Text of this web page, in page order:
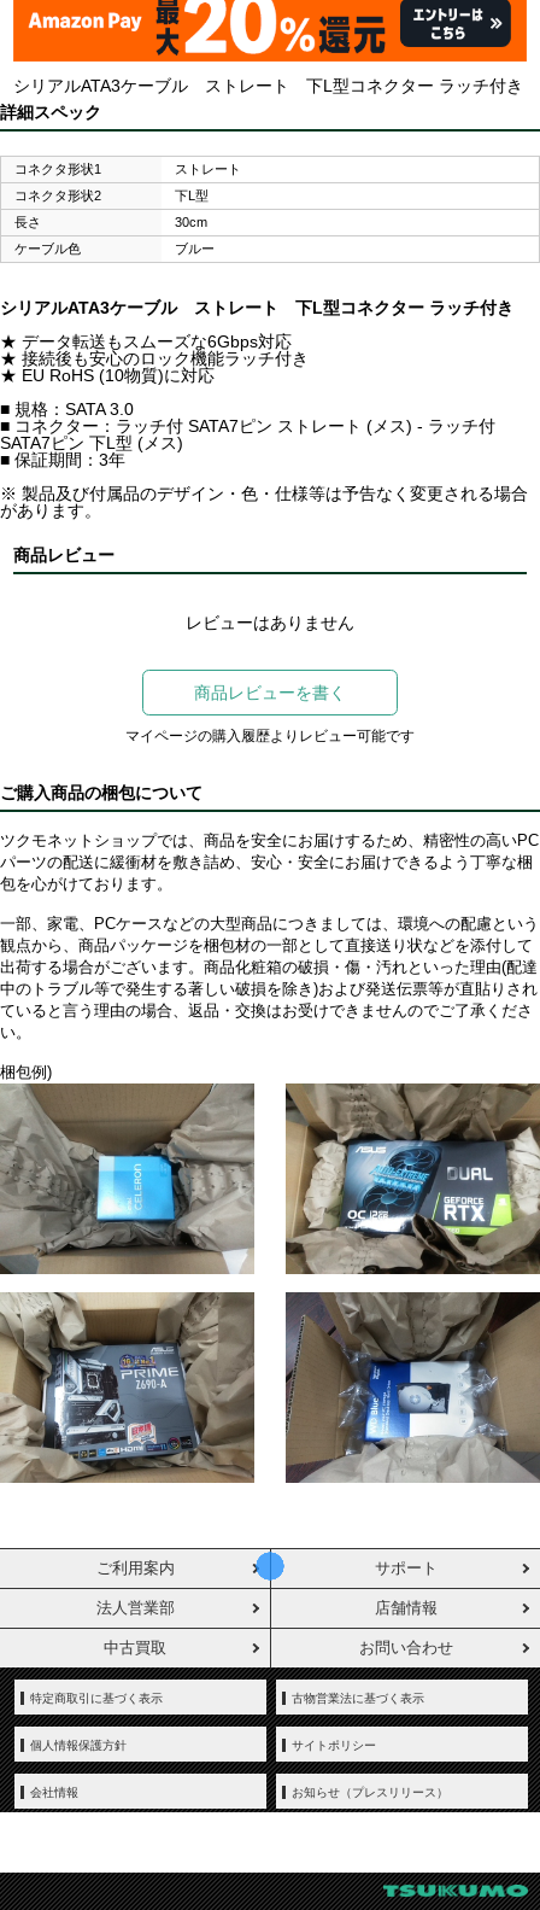
シリアルATA3ケーブル ストレート 下L型コネクター ラッチ付き
詳細スペック
コネクタ形状1
ストレート
コネクタ形状2
下L型
長さ
30cm
ケーブル色
ブルー
シリアルATA3ケーブル ストレート 下L型コネクター ラッチ付き
★ データ転送もスムーズな6Gbps対応
★ 接続後も安心のロック機能ラッチ付き
★ EU RoHS (10物質)に対応
■ 規格：SATA 3.0
■ コネクター：ラッチ付 SATA7ピン ストレート (メス) - ラッチ付
SATA7ピン 下L型 (メス)
■ 保証期間：3年
※ 製品及び付属品のデザイン・色・仕様等は予告なく変更される場合
があります。
商品レビュー
レビューはありません
商品レビューを書く
マイページの購入履歴よりレビュー可能です
ご購入商品の梱包について
ツクモネットショップでは、商品を安全にお届けするため、精密性の高いPC
パーツの配送に緩衝材を敷き詰め、安心・安全にお届けできるよう丁寧な梱
包を心がけております。
一部、家電、PCケースなどの大型商品につきましては、環境への配慮という
観点から、商品パッケージを梱包材の一部として直接送り状などを添付して
出荷する場合がございます。商品化粧箱の破損・傷・汚れといった理由(配達
中のトラブル等で発生する著しい破損を除き)および発送伝票等が直貼りされ
ていると言う理由の場合、返品・交換はお受けできませんのでご了承くださ
い。
梱包例)
ご利用案内 サポート
法人営業部 店舗情報
中古買取 お問い合わせ
特定商取引に基づく表示 古物営業法に基づく表示
個人情報保護方針 サイトポリシー
会社情報 お知らせ（プレスリリース）